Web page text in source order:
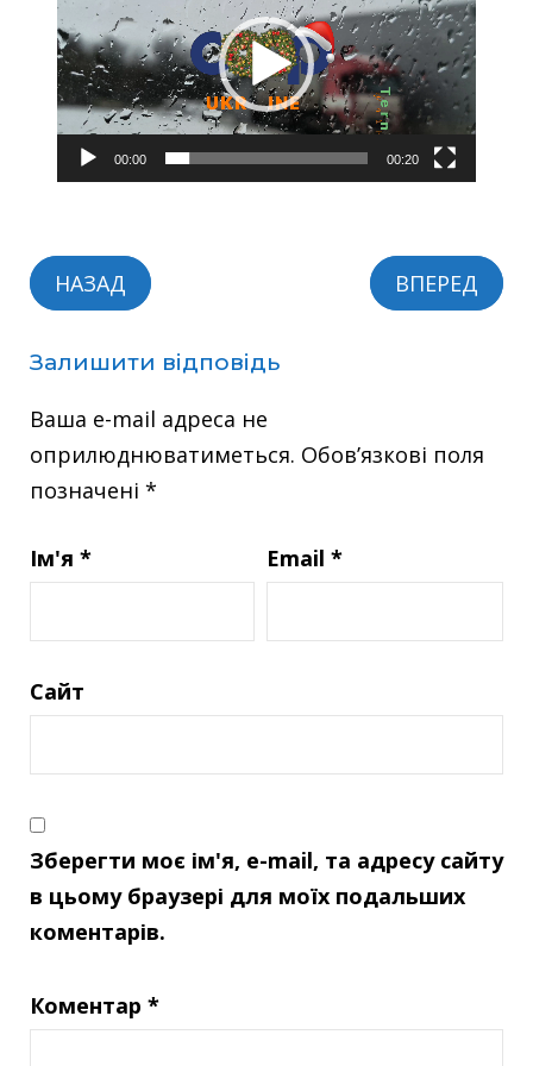
00:00 00:20
НАЗАД ВПЕРЕД
Залишити відповідь
Ваша e-mail адреса не
оприлюднюватиметься. Обов’язкові поля
позначені *
Ім'я * Email *
Сайт
Зберегти моє ім'я, e-mail, та адресу сайту
в цьому браузері для моїх подальших
коментарів.
Коментар *